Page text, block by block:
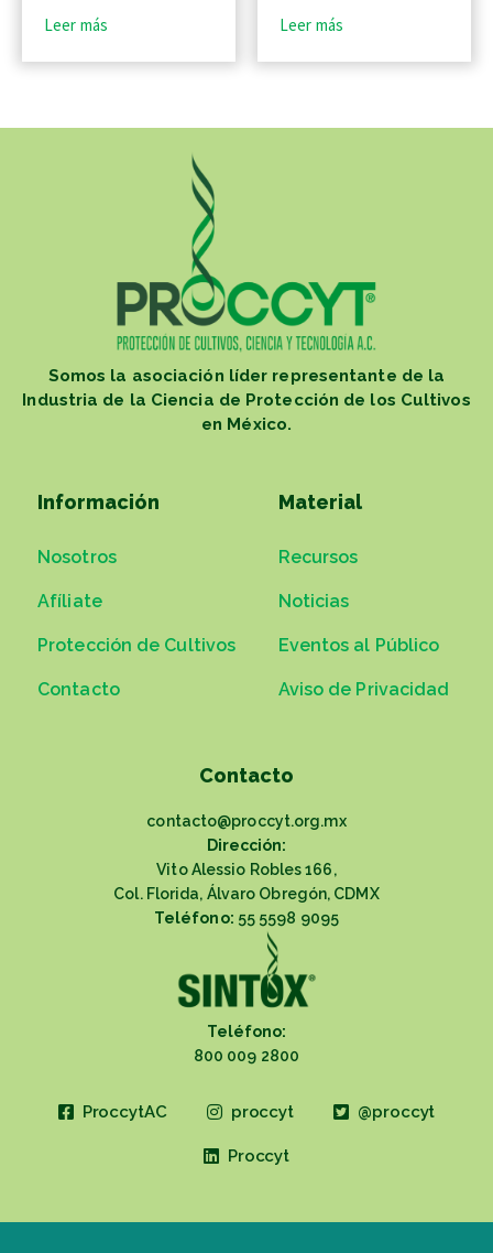
Leer más
Leer más
Somos la asociación líder representante de la
Industria de la Ciencia de Protección de los Cultivos
en México.
Información
Nosotros
Afíliate
Protección de Cultivos
Contacto
Material
Recursos
Noticias
Eventos al Público
Aviso de Privacidad
Contacto
contacto@proccyt.org.mx
Dirección:
Vito Alessio Robles 166,
Col. Florida, Álvaro Obregón, CDMX
Teléfono: 55 5598 9095
Teléfono:
800 009 2800
ProccytAC proccyt @proccyt
Proccyt